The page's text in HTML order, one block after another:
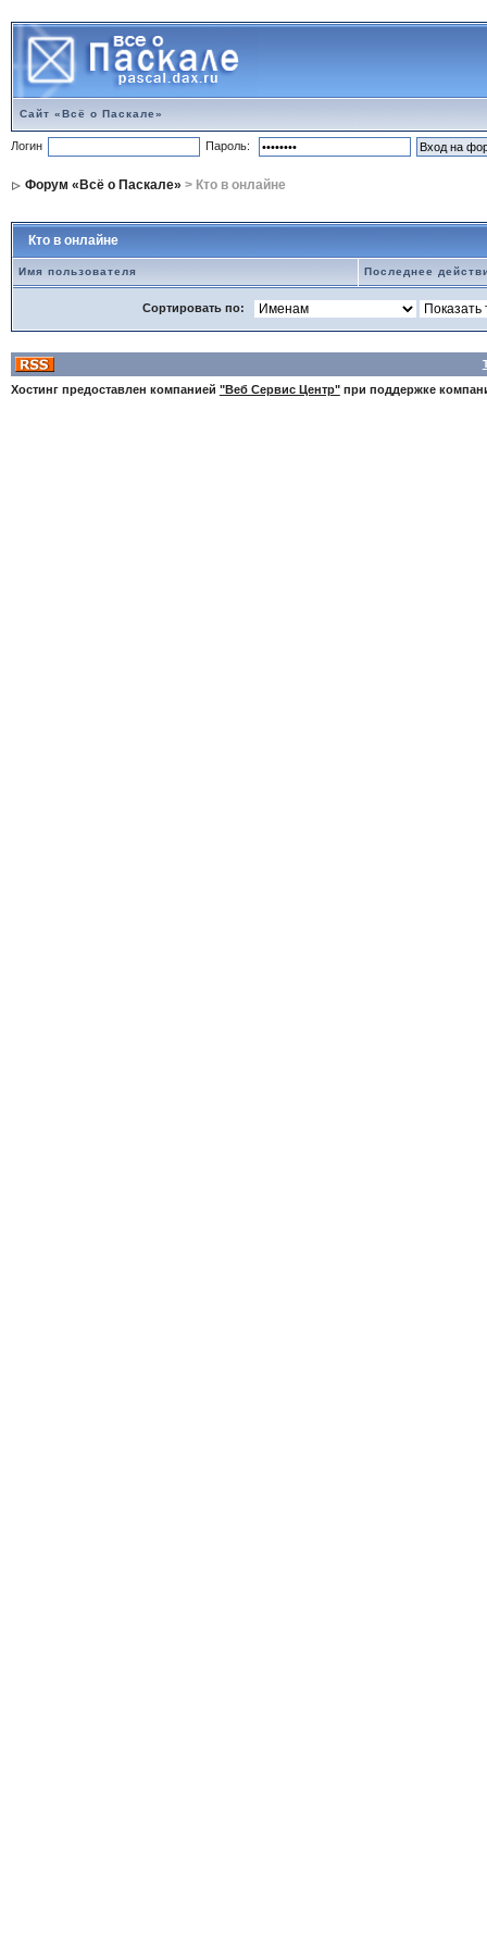
Сайт «Всё о Паскале»
Логин Пароль:
Форум «Всё о Паскале» > Кто в онлайне
Кто в онлайне
Имя пользователя Последнее
Сортировать по:
Хостинг предоставлен компанией "Веб Сервис Центр"при поддержке